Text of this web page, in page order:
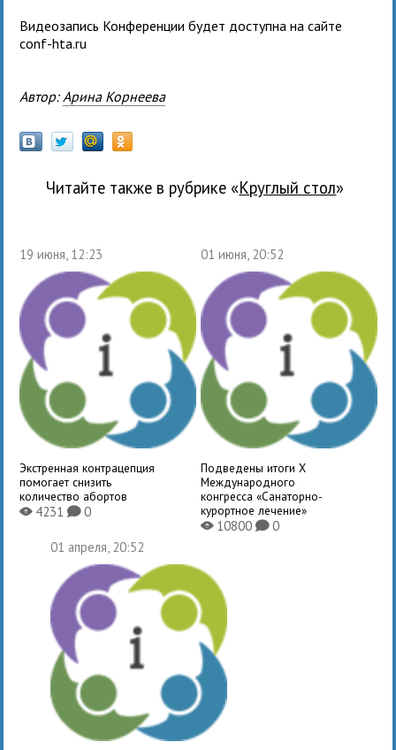
Видеозапись Конференции будет доступна на сайте
conf-hta.ru
Автор: Арина Корнеева
Читайте также в рубрике « Круглый стол»
19 июня, 12:23
Экстренная контрацепция
помогает снизить
количество абортов
X4231K0
01 июня, 20:52
Подведены итоги X
Международного
конгресса «Санаторно-
курортное лечение»
X10800 K0
01 апреля, 20:52